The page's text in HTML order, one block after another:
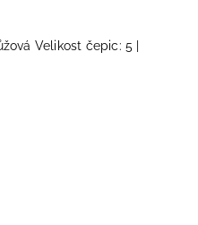
Velikost čepic: 5 |